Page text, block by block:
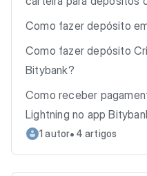
Como fazer depósito
Como fazer depósito
Bitybank?
Como receber
Lightning no app
1 autor• 4 artigos